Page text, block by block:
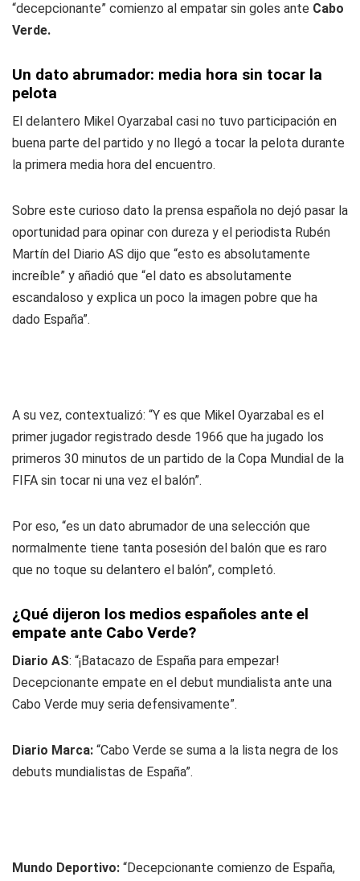
“decepcionante” comienzo al empatar sin goles ante Cabo
Verde.
Un dato abrumador: media hora sin tocar la
pelota
El delantero Mikel Oyarzabal casi no tuvo participación en
buena parte del partido y no llegó a tocar la pelota durante
la primera media hora del encuentro.
Sobre este curioso dato la prensa española no dejó pasar la
oportunidad para opinar con dureza y el periodista Rubén
Martín del Diario AS dijo que “esto es absolutamente
increíble” y añadió que “el dato es absolutamente
escandaloso y explica un poco la imagen pobre que ha
dado España”.
A su vez, contextualizó: “Y es que Mikel Oyarzabal es el
primer jugador registrado desde 1966 que ha jugado los
primeros 30 minutos de un partido de la Copa Mundial de la
FIFA sin tocar ni una vez el balón”.
Por eso, “es un dato abrumador de una selección que
normalmente tiene tanta posesión del balón que es raro
que no toque su delantero el balón”, completó.
¿Qué dijeron los medios españoles ante el
empate ante Cabo Verde?
Diario AS: “¡Batacazo de España para empezar!
Decepcionante empate en el debut mundialista ante una
Cabo Verde muy seria defensivamente”.
Diario Marca: “Cabo Verde se suma a la lista negra de los
debuts mundialistas de España”.
Mundo Deportivo: “Decepcionante comienzo de España,